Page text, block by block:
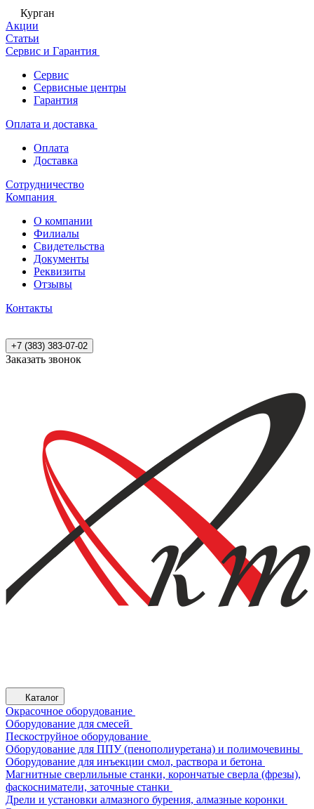
Курган
Акции
Статьи
Сервис и Гарантия
Сервис
Сервисные центры
Гарантия
Оплата и доставка
Оплата
Доставка
Сотрудничество
Компания
О компании
Филиалы
Свидетельства
Документы
Реквизиты
Отзывы
Контакты
+7 (383) 383-07-02
Заказать звонок
Каталог
Окрасочное оборудование
Оборудование для смесей
Пескоструйное оборудование
Оборудование для ППУ (пенополиуретана) и полимочевины
Оборудование для инъекции смол, раствора и бетона
Магнитные сверлильные станки, корончатые сверла (фрезы),
фаскосниматели, заточные станки
Дрели и установки алмазного бурения, алмазные коронки